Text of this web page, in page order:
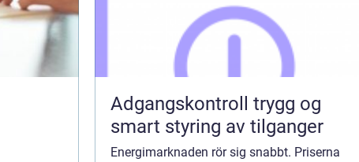
Adgangskontroll trygg og
smart styring av tilganger
Energimarknaden rör sig snabbt. Priserna